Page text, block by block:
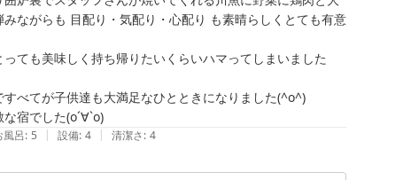
ながらも 目配り・気配り・心配り も素晴らしくとても有意
ても美味しく持ち帰りたいくらいハマってしまいました
べてが子供達も大満足なひとときになりました(^o^)
宿でした(о´∀`о)
呂: 5 | 設備: 4 | 清潔さ: 4